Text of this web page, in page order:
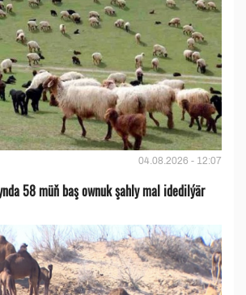
04.08.2026 - 12:07
58 müň baş ownuk şahly mal idedilýär